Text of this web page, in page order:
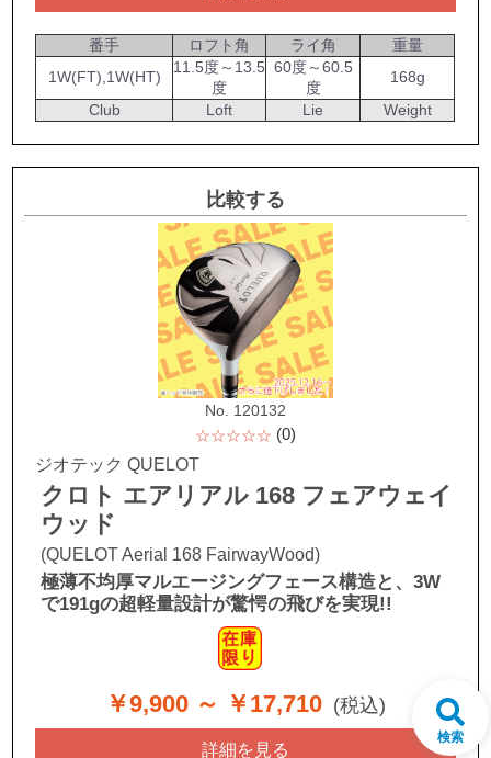
番手 ロフト角 ライ角
重量
1W(FT),1W(HT)
11.5度～13.5
度
60度～60.5
度
168g
Club
Loft Lie Weight
比較する
No. 120132
☆☆☆☆☆ (0)
ジオテック QUELOT
クロト エアリアル 168 フェアウェイ
ウッド
(QUELOT Aerial 168 FairwayWood)
極薄不均厚マルエージングフェース構造と、3W
で191gの超軽量設計が驚愕の飛びを実現!!
￥9,900 ～ ￥17,710 (税込)
詳細を見る